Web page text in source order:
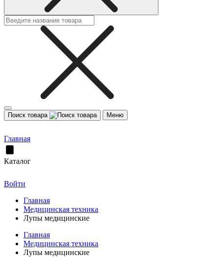
Поиск товара Меню
Главная
Каталог
Войти
Главная
Медицинская техника
Лупы медицинские
Главная
Медицинская техника
Лупы медицинские